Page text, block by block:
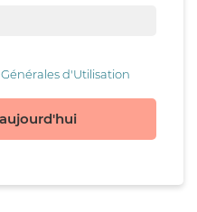
d'Utilisation